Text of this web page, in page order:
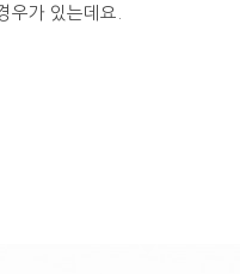
우가 있는데요.